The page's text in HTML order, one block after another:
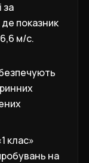
за
показник
м/с.
клас»
на